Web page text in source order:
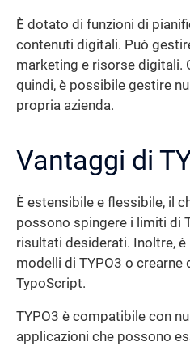
È dotato di funzioni di
contenuti digitali. Può
marketing e risorse digitali.
quindi, è possibile gestire
propria azienda.
Vantaggi di
È estensibile e flessibile, il
possono spingere i limiti di
risultati desiderati. Inoltre,
modelli di TYPO3 o crearne
TypoScript.
TYPO3 è compatibile con
applicazioni che possono